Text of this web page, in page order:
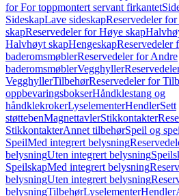
for For toppmontert servant firkantet
SideskapLave sideskapReservedeler
skapReservedeler for Høye skap
Halvhøyt skapHengeskapReservedeler
baderomsmøblerReservedeler for Andre
baderomsmøblerVegghyller
VegghyllerTilbehørReservedeler for
oppbevaringsbokserHåndklestang og
håndklekrokerLyselementerHendlerSett
støttebenMagnettavlerStikkontakter
StikkontakterAnnet tilbehørSpeil og
SpeilMed integrert belysning
belysningUten integrert belysning
SpeilskapMed integrert belysning
belysningUten integrert belysning
belysningTilbehørLyselementerHendler